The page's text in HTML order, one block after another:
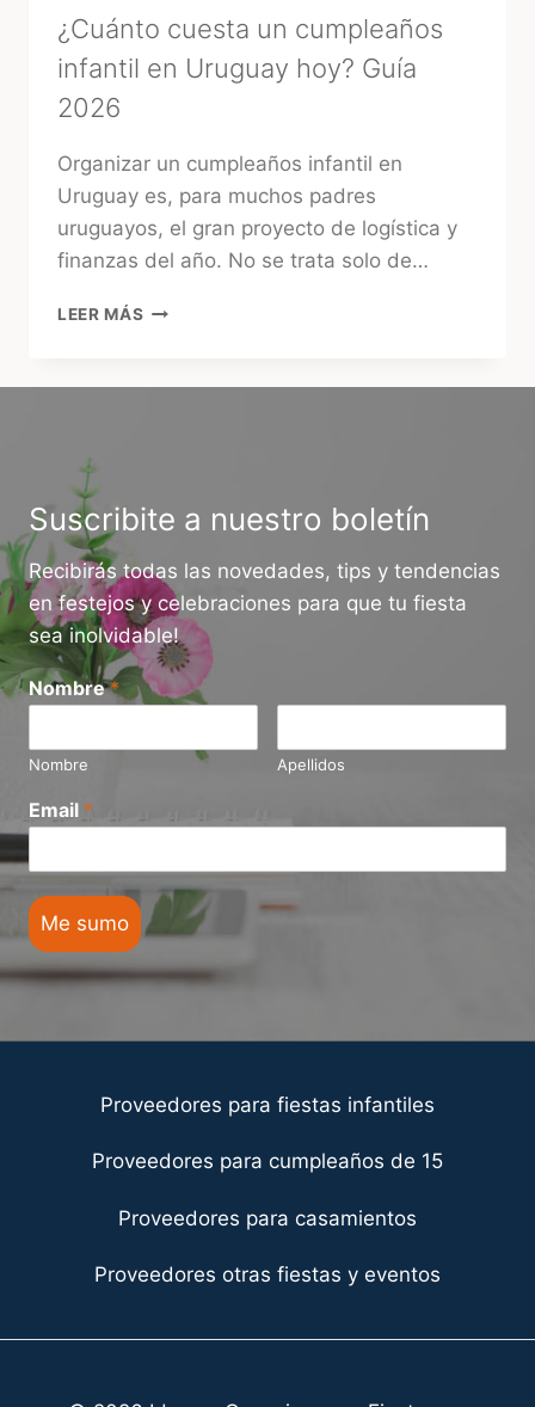
BODA
¿Cuánto cuesta un cumpleaños
infantil en Uruguay hoy? Guía
2026
Organizar un cumpleaños infantil en
Uruguay es, para muchos padres
uruguayos, el gran proyecto de logística y
finanzas del año. No se trata solo de…
LEER MÁS ¿CUÁNTO
CUMPLEAÑOS
GUÍA
2026
Suscribite a nuestro boletín
Recibirás todas las novedades, tips y tendencias
en festejos y celebraciones para que tu fiesta
sea inolvidable!
Nombre*
Nombre Apellidos
Email *
Me sumo
Proveedores para fiestas infantiles
Proveedores para cumpleaños de 15
Proveedores para casamientos
Proveedores otras fiestas y eventos